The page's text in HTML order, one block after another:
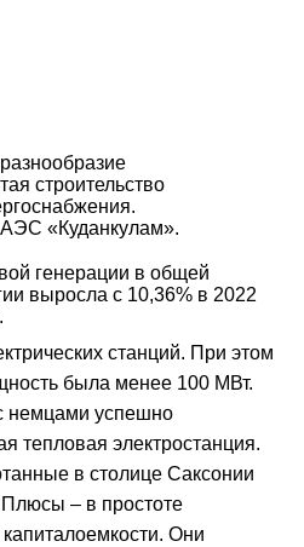
строительство
«Куданкулам».
генерации в общей
выросла с 10,36% в 2022
станций. При этом
была менее 100 МВт.
немцами успешно
тепловая электростанция.
в столице Саксонии
– в простоте
Они